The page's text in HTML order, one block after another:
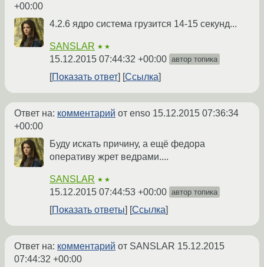
+00:00
4.2.6 ядро система грузится 14-15 секунд...
SANSLAR ★★
15.12.2015 07:44:32 +00:00 автор топика
Показать ответ Ссылка
Ответ на: комментарий от enso 15.12.2015 07:36:34
+00:00
Буду искать причину, а ещё федора
оперативу жрет ведрами....
SANSLAR ★★
15.12.2015 07:44:53 +00:00 автор топика
Показать ответы Ссылка
Ответ на: комментарий от SANSLAR 15.12.2015
07:44:32 +00:00